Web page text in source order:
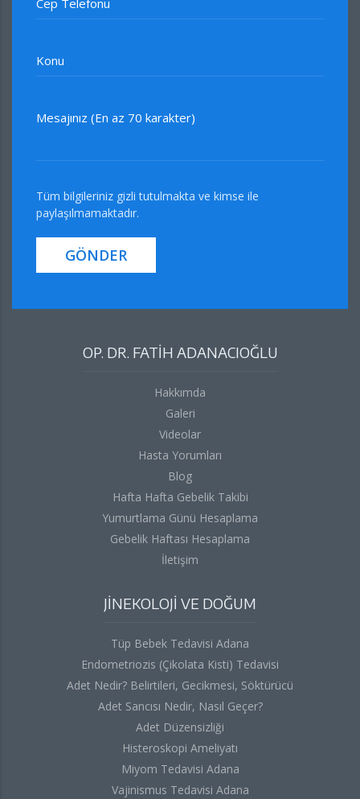
Cep Telefonu
Konu
Mesajınız (En az 70 karakter)
Tüm bilgileriniz gizli tutulmakta ve kimse ile
paylaşılmamaktadır.
GÖNDER
OP. DR. FATİH ADANACIOĞLU
Hakkımda
Galeri
Videolar
Hasta Yorumları
Blog
Hafta Hafta Gebelik Takibi
Yumurtlama Günü Hesaplama
Gebelik Haftası Hesaplama
İletişim
JİNEKOLOJİ VE DOĞUM
Tüp Bebek Tedavisi Adana
Endometriozis (Çikolata Kisti) Tedavisi
Adet Nedir? Belirtileri, Gecikmesi, Söktürücü
Adet Sancısı Nedir, Nasıl Geçer?
Adet Düzensizliği
Histeroskopi Ameliyatı
Miyom Tedavisi Adana
Vajinismus Tedavisi Adana